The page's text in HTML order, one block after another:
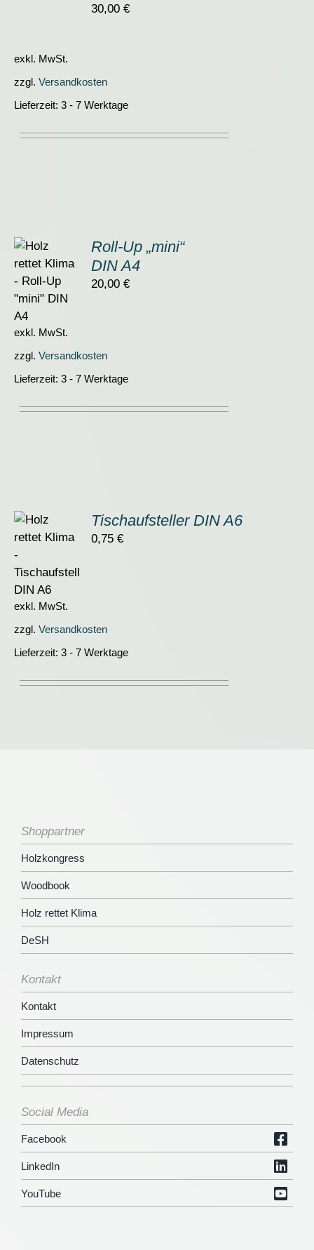
30,00€
exkl. MwSt.
zzgl. Versandkosten
Lieferzeit: 3 - 7 Werktage
Roll-Up „mini“
DIN A4
20,00€
exkl. MwSt.
zzgl. Versandkosten
Lieferzeit: 3 - 7 Werktage
Tischaufsteller DIN A6
0,75€
exkl. MwSt.
zzgl. Versandkosten
Lieferzeit: 3 - 7 Werktage
Shoppartner
Holzkongress
Woodbook
Holz rettet Klima
DeSH
Kontakt
Kontakt
Impressum
Datenschutz
Social Media
Facebook
LinkedIn
YouTube